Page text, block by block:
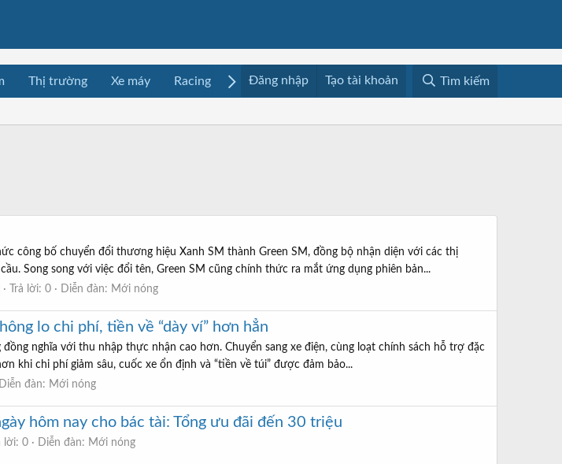
Thị trường Xe máy Racing Mua bán Media Resources
Đăng nhập Tạo tài khoản Tìm kiếm
công bố chuyển đổi thương hiệu Xanh SM thành Green SM, đồng bộ nhận diện với các thị
Song song với việc đổi tên, Green SM cũng chính thức ra mắt ứng dụng phiên bản...
Trả lời: 0 Diễn đàn: Mới nóng
lo chi phí, tiền về “dày ví” hơn hẳn
nghĩa với thu nhập thực nhận cao hơn. Chuyển sang xe điện, cùng loạt chính sách hỗ trợ đặc
khi chi phí giảm sâu, cuốc xe ổn định và “tiền về túi” được đảm bảo...
Diễn đàn: Mới nóng
hôm nay cho bác tài: Tổng ưu đãi đến 30 triệu
lời: 0 Diễn đàn: Mới nóng